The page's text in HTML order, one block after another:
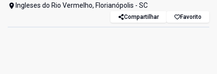
Ingleses do Rio Vermelho, Florianópolis - SC
Compartilhar Favorito